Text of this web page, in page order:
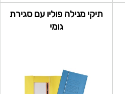
תיקי מנילה פוליו עם סגירת
גומי